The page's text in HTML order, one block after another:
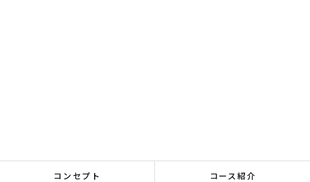
コンセプト コース紹介